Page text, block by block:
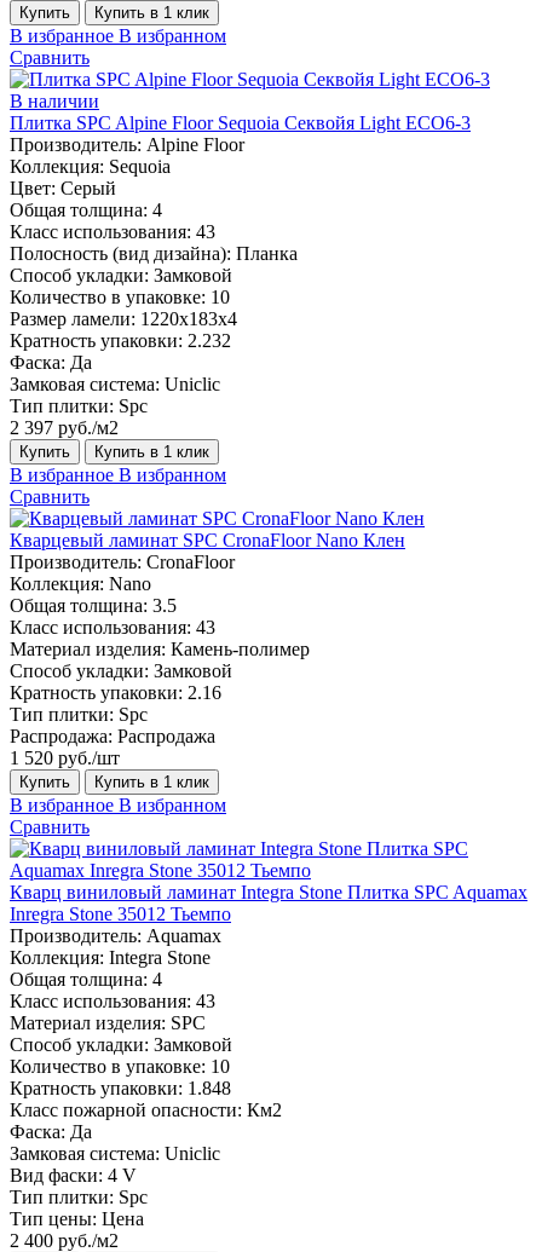
Купить Купить в 1 клик
В избранное В избранном
Сравнить
В наличии
Плитка SPC Alpine Floor Sequoia Секвойя Light ECO6-3
Производитель: Alpine Floor
Коллекция: Sequoia
Цвет: Серый
Общая толщина: 4
Класс использования: 43
Полосность (вид дизайна): Планка
Способ укладки: Замковой
Количество в упаковке: 10
Размер ламели: 1220х183х4
Кратность упаковки: 2.232
Фаска: Да
Замковая система: Uniclic
Тип плитки: Spc
2 397 руб./м2
Купить Купить в 1 клик
В избранное В избранном
Сравнить
Кварцевый ламинат SPC CronaFloor Nano Клен
Производитель: CronaFloor
Коллекция: Nano
Общая толщина: 3.5
Класс использования: 43
Материал изделия: Камень-полимер
Способ укладки: Замковой
Кратность упаковки: 2.16
Тип плитки: Spc
Распродажа: Распродажа
1 520 руб./шт
Купить Купить в 1 клик
В избранное В избранном
Сравнить
Кварц виниловый ламинат Integra Stone Плитка SPC Aquamax
Inregra Stone 35012 Тьемпо
Производитель: Aquamax
Коллекция: Integra Stone
Общая толщина: 4
Класс использования: 43
Материал изделия: SPC
Способ укладки: Замковой
Количество в упаковке: 10
Кратность упаковки: 1.848
Класс пожарной опасности: Км2
Фаска: Да
Замковая система: Uniclic
Вид фаски: 4 V
Тип плитки: Spc
Тип цены: Цена
2 400 руб./м2